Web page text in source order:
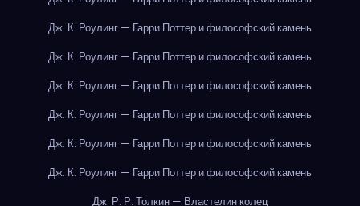
Дж. К. Роулинг — Гарри Поттер и философский камень
Дж. К. Роулинг — Гарри Поттер и философский камень
Дж. К. Роулинг — Гарри Поттер и философский камень
Дж. К. Роулинг — Гарри Поттер и философский камень
Дж. К. Роулинг — Гарри Поттер и философский камень
Дж. К. Роулинг — Гарри Поттер и философский камень
Дж. Р. Р. Толкин — Властелин колец